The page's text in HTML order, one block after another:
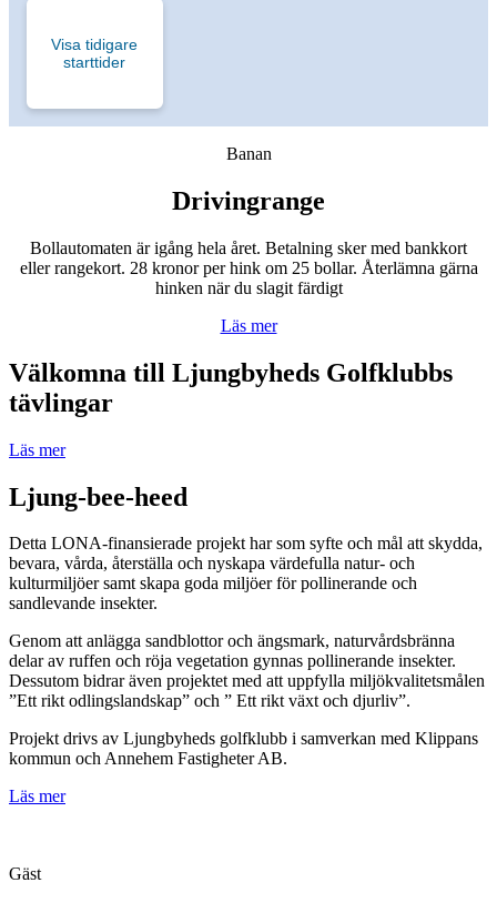
Visa tidigare
starttider
Banan
Drivingrange
Bollautomaten är igång hela året. Betalning sker med bankkort
eller rangekort. 28 kronor per hink om 25 bollar. Återlämna gärna
hinken när du slagit färdigt
Läs mer
Välkomna till Ljungbyheds Golfklubbs
tävlingar
Läs mer
Ljung-bee-heed
Detta LONA-finansierade projekt har som syfte och mål att skydda,
bevara, vårda, återställa och nyskapa värdefulla natur- och
kulturmiljöer samt skapa goda miljöer för pollinerande och
sandlevande insekter.
Genom att anlägga sandblottor och ängsmark, naturvårdsbränna
delar av ruffen och röja vegetation gynnas pollinerande insekter.
Dessutom bidrar även projektet med att uppfylla miljökvalitetsmålen
”Ett rikt odlingslandskap” och ” Ett rikt växt och djurliv”.
Projekt drivs av Ljungbyheds golfklubb i samverkan med Klippans
kommun och Annehem Fastigheter AB.
Läs mer
Gäst